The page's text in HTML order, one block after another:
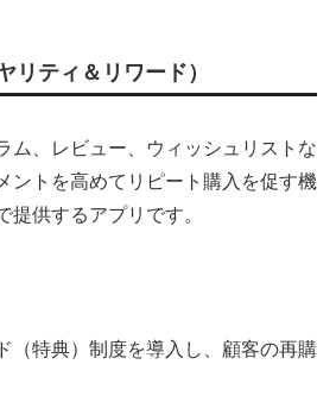
リティ＆リワード）
ム、レビュー、ウィッシュリストな
ントを高めてリピート購入を促す機
提供するアプリです。
（特典）制度を導入し、顧客の再購